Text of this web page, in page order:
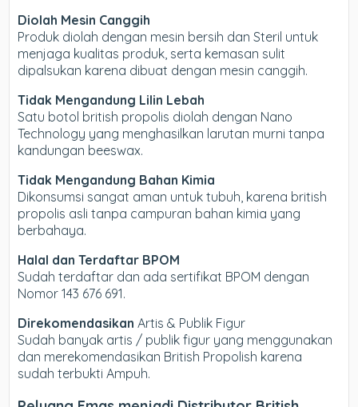
Diolah Mesin Canggih
Produk diolah dengan mesin bersih dan Steril untuk
menjaga kualitas produk, serta kemasan sulit
dipalsukan karena dibuat dengan mesin canggih.
Tidak Mengandung Lilin Lebah
Satu botol british propolis diolah dengan Nano
Technology yang menghasilkan larutan murni tanpa
kandungan beeswax.
Tidak Mengandung Bahan Kimia
Dikonsumsi sangat aman untuk tubuh, karena british
propolis asli tanpa campuran bahan kimia yang
berbahaya.
Halal dan Terdaftar BPOM
Sudah terdaftar dan ada sertifikat BPOM dengan
Nomor 143 676 691.
Direkomendasikan Artis & Publik Figur
Sudah banyak artis / publik figur yang menggunakan
dan merekomendasikan British Propolish karena
sudah terbukti Ampuh.